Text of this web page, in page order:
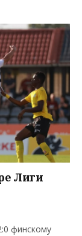
Лиги
финскому